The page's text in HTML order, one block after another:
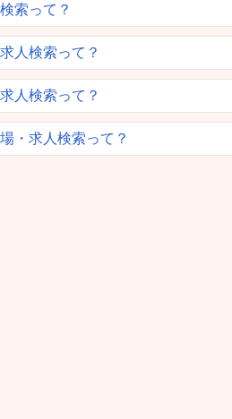
索って？
人検索って？
人検索って？
・求人検索って？